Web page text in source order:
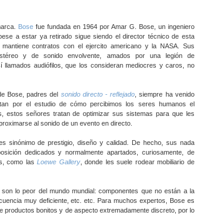
Bose fue fundada en 1964 por Amar G. Bose, un ingeniero
a estar ya retirado sigue siendo el director técnico de esta
contratos con el ejercito americano y la NASA. Sus
y de sonido envolvente, amados por una legión de
llamados audiófilos, que los consideran mediocres y caros, no
Bose, padres del sonido directo - reflejado , siempre ha venido
por el estudio de cómo percibimos los seres humanos el
estos señores tratan de optimizar sus sistemas para que les
al sonido de un evento en directo.
sinónimo de prestigio, diseño y calidad. De hecho, sus nada
dedicados y normalmente apartados, curiosamente, de
como lasLoewe Gallery, donde les suele rodear mobiliario de
lo peor del mundo mundial: componentes que no están a la
muy deficiente, etc. etc. Para muchos expertos, Bose es
productos bonitos y de aspecto extremadamente discreto, por lo